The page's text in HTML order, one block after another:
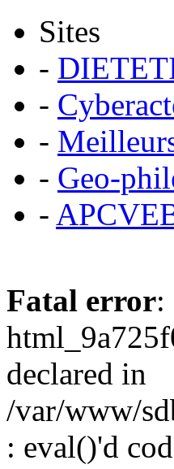
Sites
-
-
-
- Geo-
-
Fatal error:
declared in
/var/www/
: eval()'d